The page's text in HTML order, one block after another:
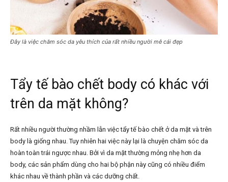
Đây là việc chăm sóc da yêu thích của rất nhiều người mê cái đẹp
Tẩy tế bào chết body có khác với
trên da mặt không?
Rất nhiều người thường nhầm lẫn việc tẩy tế bào chết ở da mặt và trên
body là giống nhau. Tuy nhiên hai việc này lại là chuyện chăm sóc da
hoàn toàn trái ngược nhau. Bởi vì da mặt thường mỏng nhẹ hơn da
body, các sản phẩm dùng cho hai bộ phận này cũng có nhiều điểm
khác nhau về thành phần và các dưỡng chất.